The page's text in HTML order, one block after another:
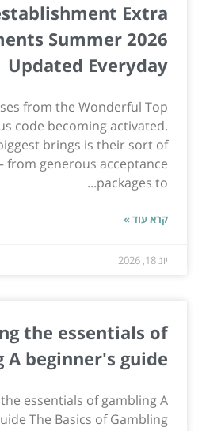
Extra
Summer 2026
Updated Everyday
from the Wonderful Top
code becoming activated.
brings is their sort of
generous acceptance
packages to...
קרא עוד »
יונ 18, 2026
the essentials of
A beginner's guide
essentials of gambling A
The Basics of Gambling